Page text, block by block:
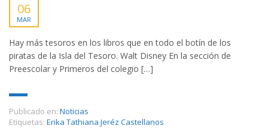
06
MAR
Hay más tesoros en los libros que en todo el botín de los
piratas de la Isla del Tesoro. Walt Disney En la sección de
Preescolar y Primeros del colegio […]
Publicado en: Noticias
Etiquetas: Erika Tathiana Jeréz Castellanos